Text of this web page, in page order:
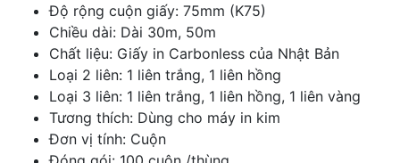
Độ rộng cuộn giấy: 75mm (K75)
Chiều dài: Dài 30m, 50m
Chất liệu: Giấy in Carbonless của Nhật Bản
Loại 2 liên: 1 liên trắng, 1 liên hồng
Loại 3 liên: 1 liên trắng, 1 liên hồng, 1 liên vàng
Tương thích: Dùng cho máy in kim
Đơn vị tính: Cuộn